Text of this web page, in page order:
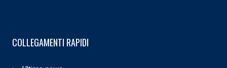
COLLEGAMENTI RAPIDI